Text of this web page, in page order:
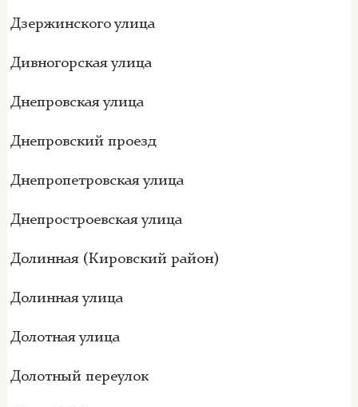
Дзержинского улица
Дивногорская улица
Днепровская улица
Днепровский проезд
Днепропетровская улица
Днепростроевская улица
Долинная (Кировский район)
Долинная улица
Долотная улица
Долотный переулок